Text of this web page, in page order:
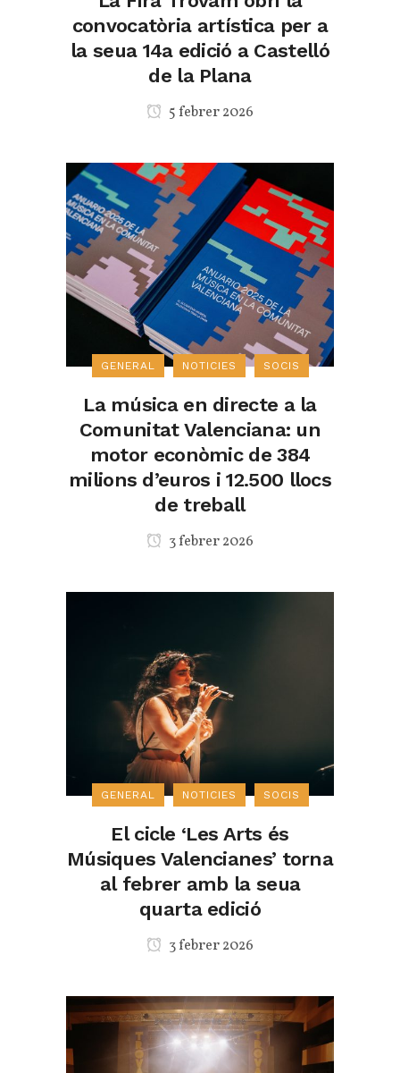
convocatòria artística per a
la seua 14a edició a Castelló
de la Plana
5 febrer 2026
GENERAL NOTICIES SOCIS
La música en directe a la
Comunitat Valenciana: un
motor econòmic de 384
milions d’euros i 12.500 llocs
de treball
3 febrer 2026
GENERAL NOTICIES SOCIS
El cicle ‘Les Arts és
Músiques Valencianes’ torna
al febrer amb la seua
quarta edició
3 febrer 2026